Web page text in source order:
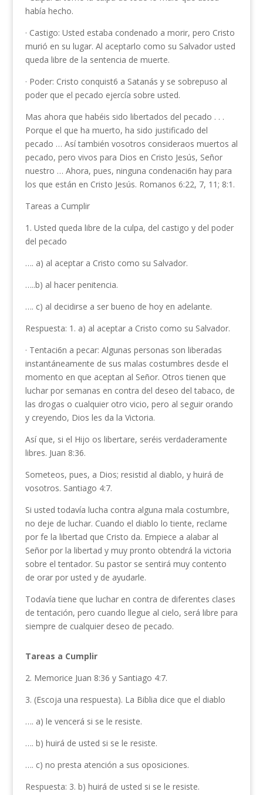
había hecho.
· Castigo: Usted estaba condenado a morir, pero Cristo
murió en su lugar. Al aceptarlo como su Salvador usted
queda libre de la sentencia de muerte.
· Poder: Cristo conquist6 a Satanás y se sobrepuso al
poder que el pecado ejercía sobre usted.
Mas ahora que habéis sido libertados del pe­cado . . .
Porque el que ha muerto, ha sido justificado del
pecado … Así también vosotros consideraos muertos al
pecado, pero vivos para Dios en Cristo Jesús, Señor
nuestro … Ahora, pues, ninguna condenaci6n hay para
los que están en Cristo Jesús. Romanos 6:22, 7, 11; 8:1.
Tareas a Cumplir
1. Usted queda libre de la culpa, del cas­tigo y del poder
del pecado
…. a) al aceptar a Cristo como su Salvador.
…..b) al hacer penitencia.
…. c) al decidirse a ser bueno de hoy en adelante.
Respuesta: 1. a) al aceptar a Cristo como su Salvador.
· Tentaci6n a pecar: Algunas personas son liberadas
instantáneamente de sus malas costumbres desde el
momento en que aceptan al Señor. Otros tienen que
luchar por semanas en contra del deseo del tabaco, de
las drogas o cualquier otro vicio, pero al seguir orando
y creyendo, Dios les da la Victoria.
Así que, si el Hijo os libertare, seréis verdadera­mente
libres. Juan 8:36.
Someteos, pues, a Dios; resistid al diablo, y huirá de
vosotros. Santiago 4:7.
Si usted todavía lucha contra alguna mala costum­bre,
no deje de luchar. Cuando el diablo lo tiente, recla­me
por fe la libertad que Cristo da. Empiece a alabar al
Señor por la libertad y muy pronto obtendrá la victoria
sobre el tentador. Su pastor se sentirá muy contento
de orar por usted y de ayudarle.
Todavía tiene que luchar en contra de diferentes clases
de tentación, pero cuando llegue al cielo, será libre para
siempre de cualquier deseo de pecado.
Tareas a Cumplir
2. Memorice Juan 8:36 y Santiago 4:7.
3. (Escoja una respuesta). La Biblia dice que el diablo
…. a) le vencerá si se le resiste.
…. b) huirá de usted si se le resiste.
…. c) no presta atención a sus oposiciones.
Respuesta: 3. b) huirá de usted si se le resiste.